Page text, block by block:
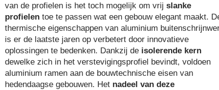
van de profielen is het toch mogelijk om vrij slanke
profielen toe te passen wat een gebouw elegant maakt.
thermische eigenschappen van aluminium
is er de laatste jaren op verbetert door innovatieve
oplossingen te bedenken. Dankzij de isolerende kern
dewelke zich in het verstevigingsprofiel bevindt, voldoen
aluminium ramen aan de bouwtechnische eisen van
hedendaagse gebouwen. Het nadeel van deze